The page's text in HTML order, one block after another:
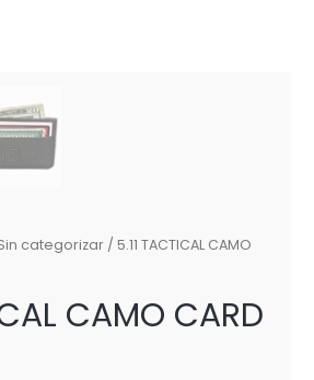
categorizar / 5.11 TACTICAL CAMO
CAMO CARD